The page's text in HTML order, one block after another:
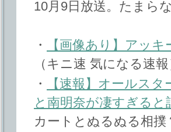
10月9日放送。たまら
・
【画像あり】アッ
（キニ速 気になる速報
・
【速報】オールス
と南明奈が凄すぎる
カートとぬるぬる相